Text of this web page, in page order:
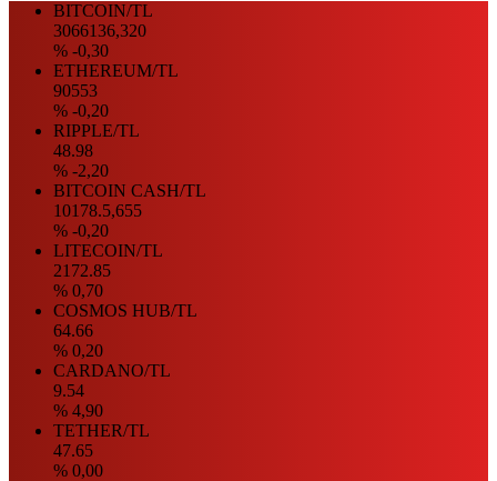
BITCOIN/TL
3066136,320
% -0,30
ETHEREUM/TL
90553
% -0,20
RIPPLE/TL
48.98
% -2,20
BITCOIN CASH/TL
10178.5,655
% -0,20
LITECOIN/TL
2172.85
% 0,70
COSMOS HUB/TL
64.66
% 0,20
CARDANO/TL
9.54
% 4,90
TETHER/TL
47.65
% 0,00